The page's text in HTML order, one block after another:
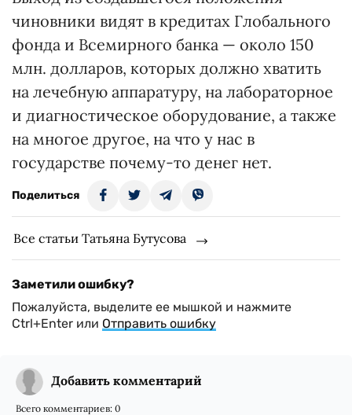
чиновники видят в кредитах Глобального
фонда и Всемирного банка — около 150
млн. долларов, которых должно хватить
на лечебную аппаратуру, на лабораторное
и диагностическое оборудование, а также
на многое другое, на что у нас в
государстве почему-то денег нет.
Поделиться
Все статьи Татьяна Бутусова
Заметили ошибку?
Пожалуйста, выделите ее мышкой и нажмите
Ctrl+Enter или Отправить ошибку
Добавить комментарий
Всего комментариев: 0